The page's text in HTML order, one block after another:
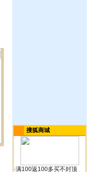
搜狐商城
·满100返100多买不封顶